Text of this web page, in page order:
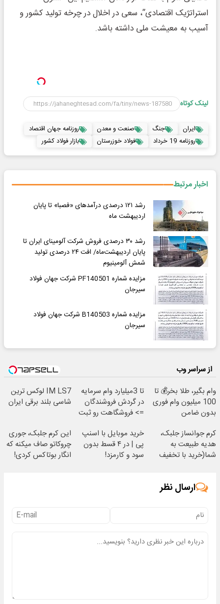
استراتژیک اقتصادی”، سعی در اخلال در چرخه تولید کشور و
آسیب به معیشت ملی داشته باشد.
لینک کوتاه
ایران جنگ صنعت و معدن
روزنامه جهان اقتصاد
روزنامه 19 خرداد
فولاد خوزرستان بازار فولاد کشور
اخبار مرتبط
رشد ۱۲۱ درصدی درآمدهای «فصبا» تا پایان
اردیبهشت ماه
رشد ۳۰ درصدی فروش شرکت آلومینای ایران تا
پایان اردیبهشت‌ماه/ افت ۲۴ درصدی تولید
شمش آلومینیوم
مزایده شماره PF140501 شرکت جهان فولاد
سیرجان
مزایده شماره B140503 شرکت جهان فولاد
سیرجان
از سراسر وب
وام بگیر، طلا بخر💰 تا
100 میلیون وام فوری
بدون ضامن
تا 3میلیارد وام سرمایه
در گردش فروشندگان
=> فروشگاهت رو ثبت
IM LS7 لوکس ترین
شاسی بلند برقی ایران
کرم جوانساز جلبک،
هدیه طبیعت به
شما(خرید با تخفیف
خرید موبایل با اسنپ
پی | در ۴ قسط بدون
سود و کارمزد!
این کرم جلبک، جوری
چروکاتو صاف میکنه که
انگار بوتاکس کردی!
ارسال نظر